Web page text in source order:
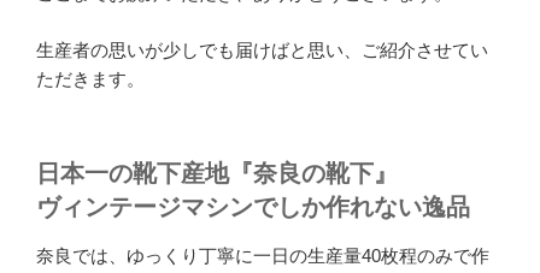
生産者の思いが少しでも届けばと思い、ご紹介させてい
ただきます。
日本一の靴下産地『奈良の靴下』
ヴィンテージマシンでしか作れない逸品
奈良では、ゆっくり丁寧に一日の生産量40枚程のみで作